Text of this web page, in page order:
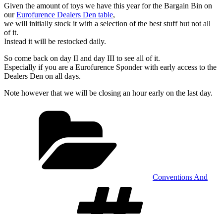
Given the amount of toys we have this year for the Bargain Bin on
ourEurofurence Dealers Den table,
we will initially stock it with a selection of the best stuff but not all
of it.
Instead it will be restocked daily.
So come back on day II and day III to see all of it.
Especially if you are a Eurofurence Sponder with early access to the
Dealers Den on all days.
Note however that we will be closing an hour early on the last day.
Conventions And